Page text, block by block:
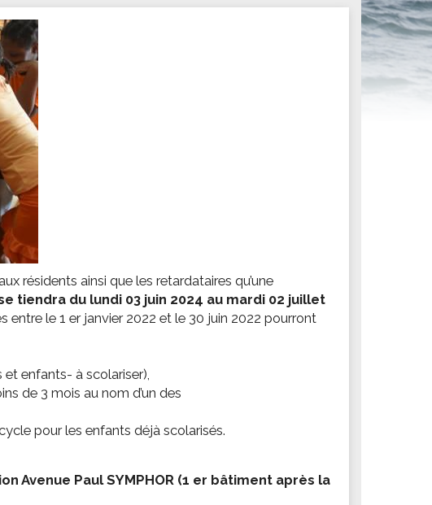
résidents ainsi que les retardataires qu’une
tiendra du lundi 03 juin 2024 au mardi 02 juillet
entre le 1 er janvier 2022 et le 30 juin 2022 pourront
enfants- à scolariser),
de 3 mois au nom d’un des
pour les enfants déjà scolarisés.
Avenue Paul SYMPHOR (1 er bâtiment après la